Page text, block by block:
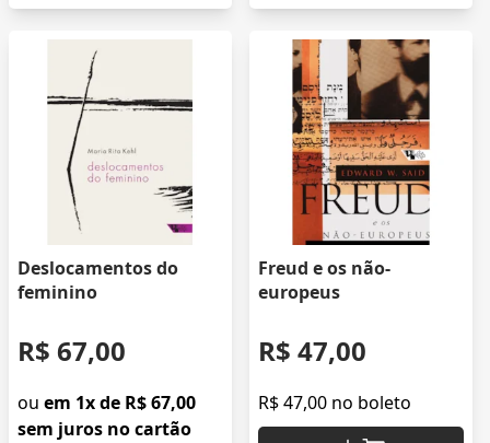
Deslocamentos do
feminino
R$ 67,00
ou em 1x de R$ 67,00
sem juros no cartão
Freud e os não-
europeus
R$ 47,00
R$ 47,00 no boleto